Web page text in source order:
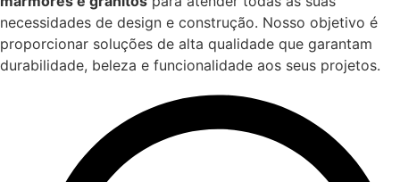
necessidades de design e construção. Nosso objetivo é
proporcionar soluções de alta qualidade que garantam
durabilidade, beleza e funcionalidade aos seus projetos.